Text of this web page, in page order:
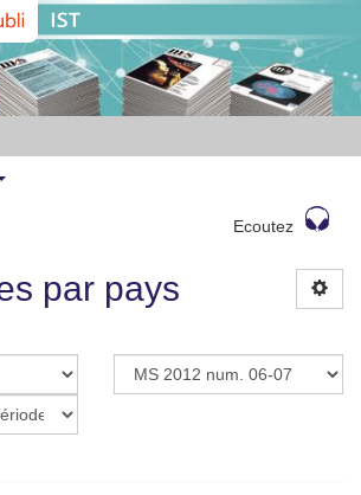
Ecoutez
par pays